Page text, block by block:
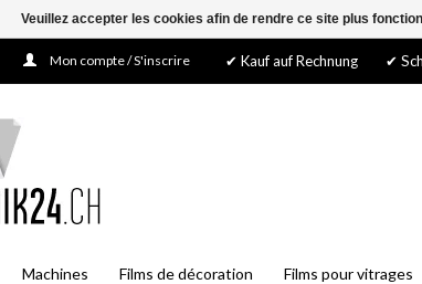
Mon compte / S'inscrire ✔ Kauf auf Rechnung ✔
Machines Films de décoration Films pour vitrages
Veuillez accepter les cookies afin de rendre ce site plus